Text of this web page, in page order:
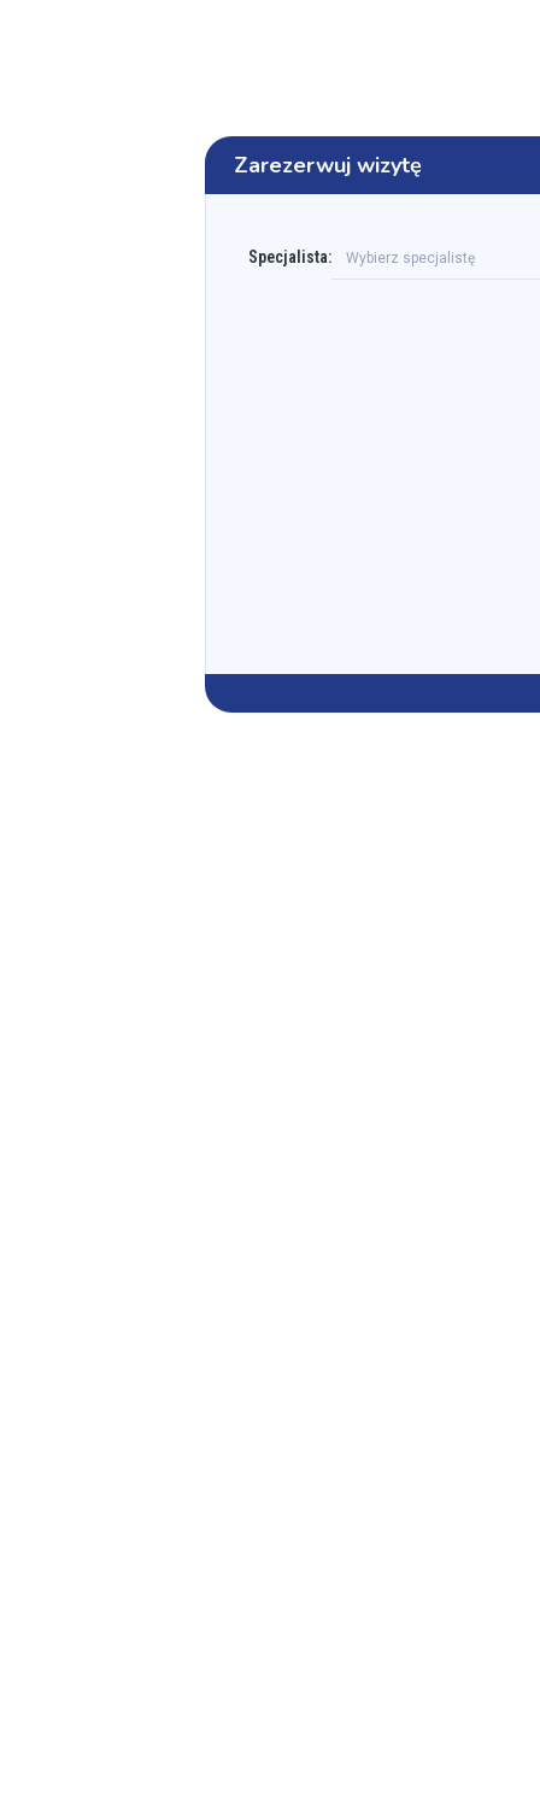
Zarezerwuj wizytę
Specjalista: Wybierz specjalistę